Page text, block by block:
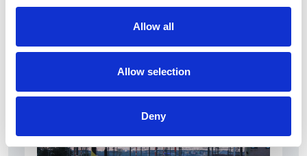
Allow all
Allow selection
Deny